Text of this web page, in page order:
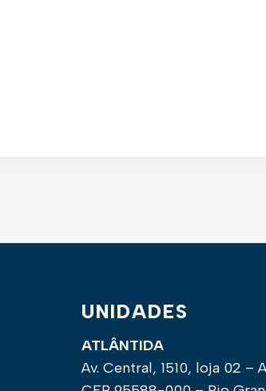
UNIDADES
ATLÂNTIDA
Av. Central, 1510, loja 02 –